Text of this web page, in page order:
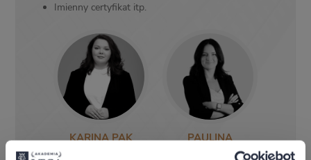
Imienny certyfikat itp.
KARINA PAK
PAULINA
BARWICKA